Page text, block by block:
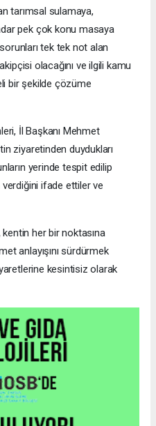
tarımsal sulamaya,
pek çok konu masaya
sorunları tek tek not alan
olacağını ve ilgili kamu
bir şekilde çözüme
İl Başkanı Mehmet
ziyaretinden duydukları
yerinde tespit edilip
ifade ettiler ve
kentin her bir noktasına
anlayışını sürdürmek
kesintisiz olarak